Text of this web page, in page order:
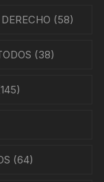
DERECHO (58)
(38)
(64)